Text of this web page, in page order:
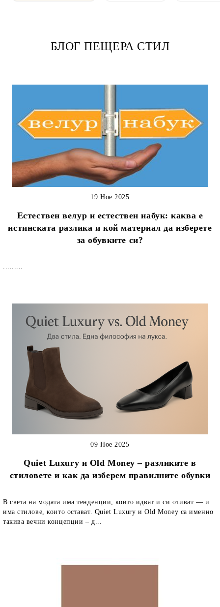
БЛОГ ПЕЩЕРА СТИЛ
Естествен велур и естествен набук: каква е
истинската разлика и кой материал да изберете
за обувките си?
19 Ное 2025
.........
Quiet Luxury и Old Money – разликите в
стиловете и как да изберем правилните обувки
09 Ное 2025
В света на модата има тенденции, които идват и си отиват — и
има стилове, които остават. Quiet Luxury и Old Money са именно
такива вечни концепции – д...